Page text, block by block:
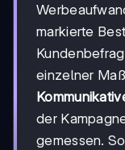
markierte
einzelner
der
gemessen.